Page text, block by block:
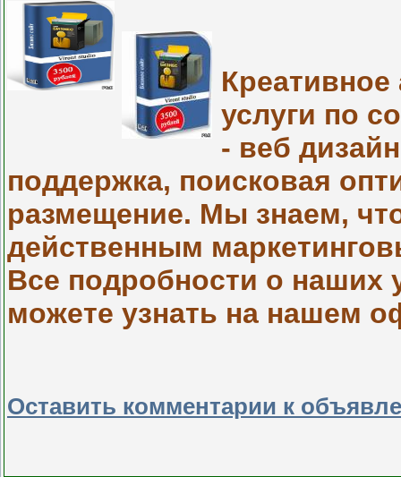
Креативное
услуги по
- веб
поддержка, поисковая
размещение. Мы знаем,
действенным
Все подробности о наших
можете узнать на нашем
Оставить комментарии к